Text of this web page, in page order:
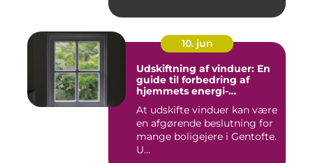
10. jun
Udskiftning af vinduer: En
guide til forbedring af
hjemmets energi-
At udskifte vinduer kan være
en afgørende beslutning for
mange boligejere i Gentofte.
U...